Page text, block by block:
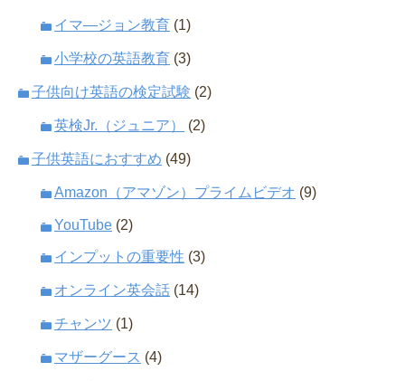
イマ―ジョン教育 (1)
小学校の英語教育 (3)
子供向け英語の検定試験 (2)
英検Jr.（ジュニア） (2)
子供英語におすすめ (49)
Amazon（アマゾン）プライムビデオ (9)
YouTube (2)
インプットの重要性 (3)
オンライン英会話 (14)
チャンツ (1)
マザーグース (4)